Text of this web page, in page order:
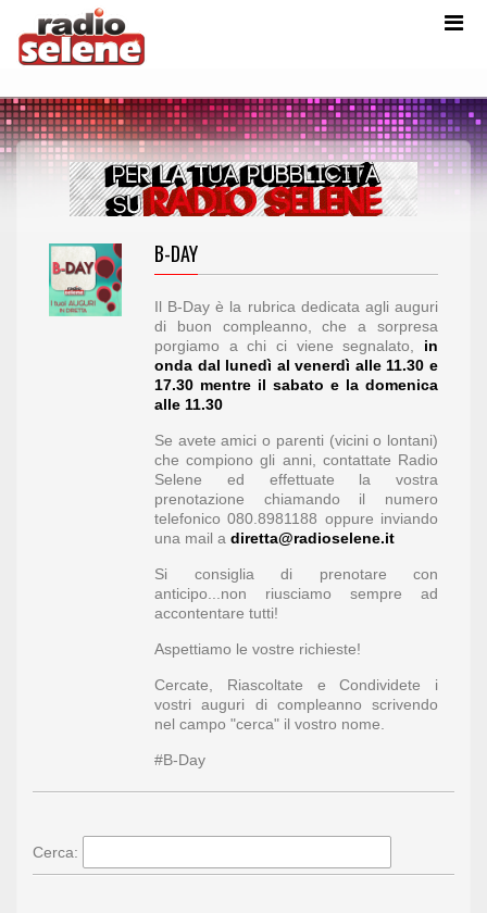
B-DAY
Il B-Day è la rubrica dedicata agli auguri
di buon compleanno, che a sorpresa
porgiamo a chi ci viene segnalato, in
onda dal lunedì al venerdì alle 11.30 e
17.30 mentre il sabato e la domenica
alle 11.30
Se avete amici o parenti (vicini o lontani)
che compiono gli anni, contattate Radio
Selene ed effettuate la vostra
prenotazione chiamando il numero
telefonico 080.8981188 oppure inviando
una mail a diretta@radioselene.it
Si consiglia di prenotare con
anticipo...non riusciamo sempre ad
accontentare tutti!
Aspettiamo le vostre richieste!
Cercate, Riascoltate e Condividete i
vostri auguri di compleanno scrivendo
nel campo "cerca" il vostro nome.
#B-Day
Cerca: